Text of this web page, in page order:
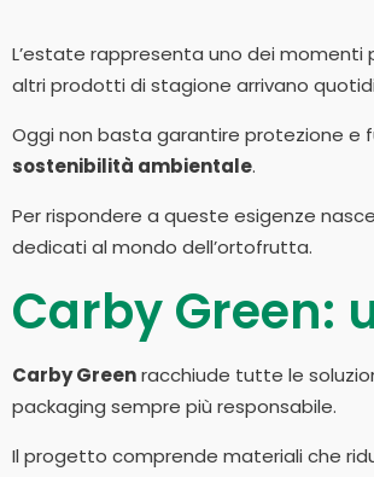
L’estate rappresenta uno dei momenti
altri prodotti di stagione arrivano
Oggi non basta garantire protezione e
sostenibilità ambientale.
Per rispondere a queste esigenze nasce
dedicati al mondo dell’ortofrutta.
Carby Green:
Carby Greenracchiude tutte le
packaging sempre più responsabile.
Il progetto comprende materiali che